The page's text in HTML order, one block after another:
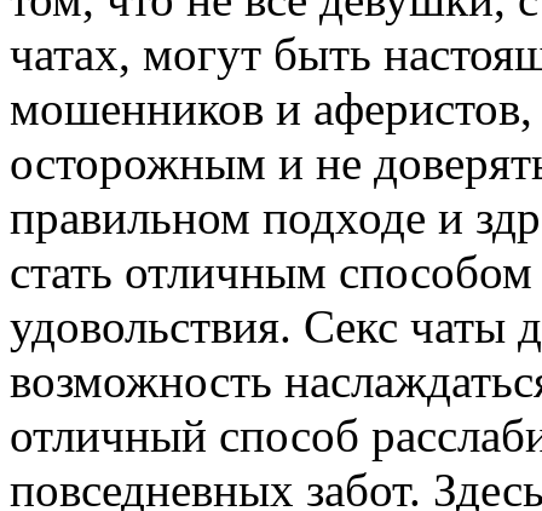
чатах, могут быть
мошенников и
осторожным и не
правильном подходе и
стать отличным
удовольствия. Секс
возможность
отличный способ
повседневных забот.